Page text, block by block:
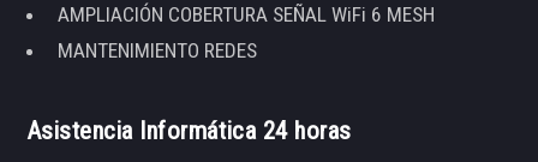
AMPLIACIÓN COBERTURA SEÑAL WiFi 6 MESH
MANTENIMIENTO REDES
Asistencia Informática 24 horas